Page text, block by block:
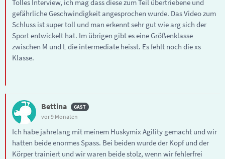
Tolles Interview, ich mag dass diese zum Teil übertriebene und
gefährliche Geschwindigkeit angesprochen wurde. Das Video zum
Schluss ist super toll und man erkennt sehr gut wie arg sich der
Sport entwickelt hat. Im übrigen gibt es eine Größenklasse
zwischen M und L die intermediate heisst. Es fehlt noch die xs
Klasse.
Bettina
vor 9 Monaten
Ich habe jahrelang mit meinem Huskymix Agility gemacht und wir
hatten beide enormes Spass. Bei beiden wurde der Kopf und der
Körper trainiert und wir waren beide stolz, wenn wir fehlerfrei